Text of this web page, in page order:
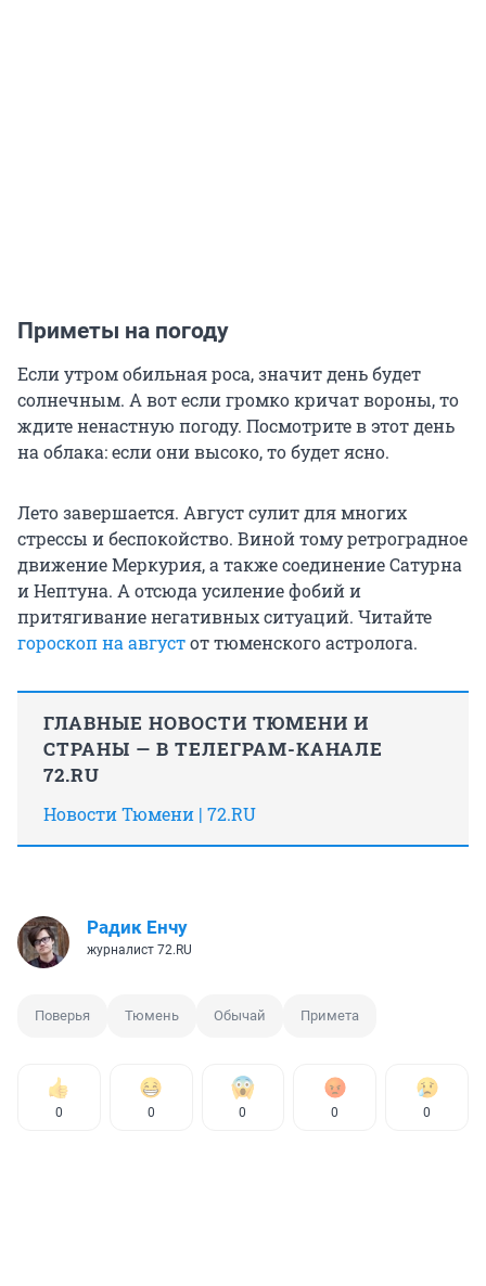
Приметы на погоду
Если утром обильная роса, значит день будет
солнечным. А вот если громко кричат вороны, то
ждите ненастную погоду. Посмотрите в этот день
на облака: если они высоко, то будет ясно.
Лето завершается. Август сулит для многих
стрессы и беспокойство. Виной тому ретроградное
движение Меркурия, а также соединение Сатурна
и Нептуна. А отсюда усиление фобий и
притягивание негативных ситуаций. Читайте
гороскоп на августот тюменского астролога.
ГЛАВНЫЕ НОВОСТИ ТЮМЕНИ И
СТРАНЫ — В ТЕЛЕГРАМ-КАНАЛЕ
72.RU
Новости Тюмени | 72.RU
Радик Енчу
журналист 72.RU
Поверья Тюмень Обычай Примета
0 0 0 0 0